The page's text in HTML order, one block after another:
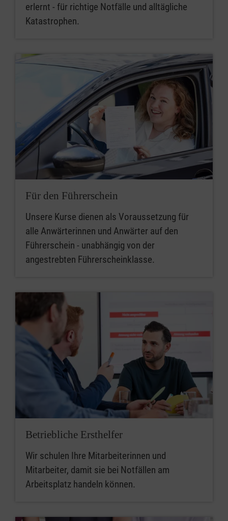
erlernt - für richtige Notfälle und alltägliche
Katastrophen.
Für den Führerschein
Unsere Kurse dienen als Voraussetzung für
alle Anwärterinnen und Anwärter auf den
Führerschein - unabhängig von der
angestrebten Führerscheinklasse.
Betriebliche Ersthelfer
Wir schulen Ihre Mitarbeiterinnen und
Mitarbeiter, damit sie bei Notfällen am
Arbeitsplatz handeln können.